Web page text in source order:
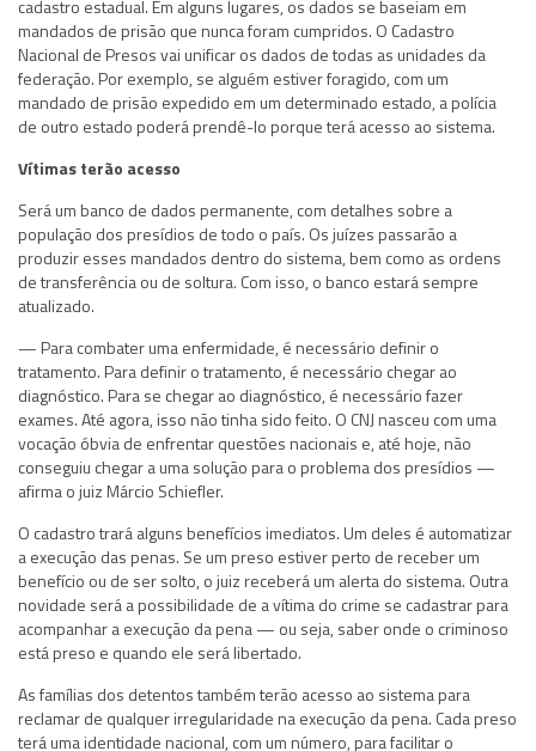
cadastro estadual. Em alguns lugares, os dados se baseiam em
mandados de prisão que nunca foram cumpridos. O Cadastro
Nacional de Presos vai unificar os dados de todas as unidades da
federação. Por exemplo, se alguém estiver foragido, com um
mandado de prisão expedido em um determinado estado, a polícia
de outro estado poderá prendê-lo porque terá acesso ao sistema.
Vítimas terão acesso
Será um banco de dados permanente, com detalhes sobre a
população dos presídios de todo o país. Os juízes passarão a
produzir esses mandados dentro do sistema, bem como as ordens
de transferência ou de soltura. Com isso, o banco estará sempre
atualizado.
— Para combater uma enfermidade, é necessário definir o
tratamento. Para definir o tratamento, é necessário chegar ao
diagnóstico. Para se chegar ao diagnóstico, é necessário fazer
exames. Até agora, isso não tinha sido feito. O CNJ nasceu com uma
vocação óbvia de enfrentar questões nacionais e, até hoje, não
conseguiu chegar a uma solução para o problema dos presídios —
afirma o juiz Márcio Schiefler.
O cadastro trará alguns benefícios imediatos. Um deles é automatizar
a execução das penas. Se um preso estiver perto de receber um
benefício ou de ser solto, o juiz receberá um alerta do sistema. Outra
novidade será a possibilidade de a vítima do crime se cadastrar para
acompanhar a execução da pena — ou seja, saber onde o criminoso
está preso e quando ele será libertado.
As famílias dos detentos também terão acesso ao sistema para
reclamar de qualquer irregularidade na execução da pena. Cada preso
terá uma identidade nacional, com um número, para facilitar o